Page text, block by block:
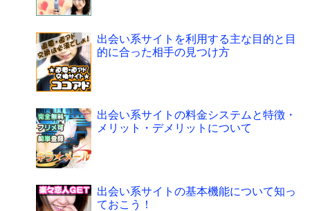
出会い系サイトを利用する主な目的と目
的に合った相手の見つけ方
出会い系サイトの料金システムと特徴・
メリット・デメリットについて
出会い系サイトの基本機能について知っ
ておこう！